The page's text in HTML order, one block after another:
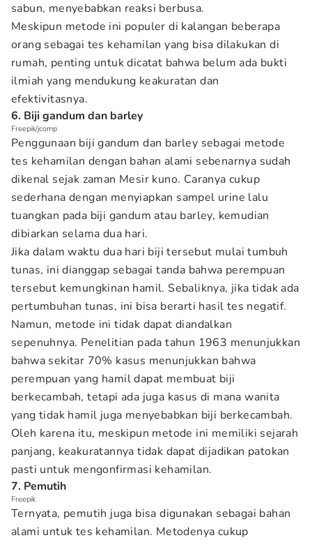
sabun, menyebabkan reaksi berbusa.
Meskipun metode ini populer di kalangan beberapa
orang sebagai tes kehamilan yang bisa dilakukan di
rumah, penting untuk dicatat bahwa belum ada bukti
ilmiah yang mendukung keakuratan dan
efektivitasnya.
6. Biji gandum dan barley
Freepik/jcomp
Penggunaan biji gandum dan barley sebagai metode
tes kehamilan dengan bahan alami sebenarnya sudah
dikenal sejak zaman Mesir kuno. Caranya cukup
sederhana dengan menyiapkan sampel urine lalu
tuangkan pada biji gandum atau barley, kemudian
dibiarkan selama dua hari.
Jika dalam waktu dua hari biji tersebut mulai tumbuh
tunas, ini dianggap sebagai tanda bahwa perempuan
tersebut kemungkinan hamil. Sebaliknya, jika tidak ada
pertumbuhan tunas, ini bisa berarti hasil tes negatif.
Namun, metode ini tidak dapat diandalkan
sepenuhnya. Penelitian pada tahun 1963 menunjukkan
bahwa sekitar 70% kasus menunjukkan bahwa
perempuan yang hamil dapat membuat biji
berkecambah, tetapi ada juga kasus di mana wanita
yang tidak hamil juga menyebabkan biji berkecambah.
Oleh karena itu, meskipun metode ini memiliki sejarah
panjang, keakuratannya tidak dapat dijadikan patokan
pasti untuk mengonfirmasi kehamilan.
7. Pemutih
Freepik
Ternyata, pemutih juga bisa digunakan sebagai bahan
alami untuk tes kehamilan. Metodenya cukup